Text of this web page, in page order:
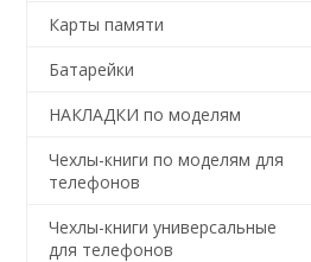
Карты памяти
Батарейки
НАКЛАДКИ по моделям
Чехлы-книги по моделям для
телефонов
Чехлы-книги универсальные
для телефонов